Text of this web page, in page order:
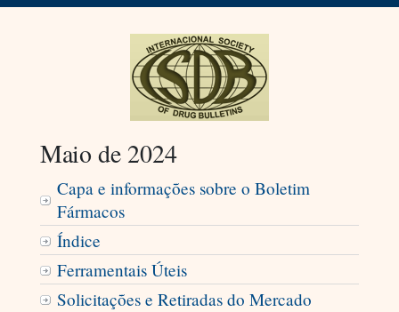
Maio de 2024
Capa e informações sobre o Boletim
Fármacos
Índice
Ferramentais Úteis
Solicitações e Retiradas do Mercado